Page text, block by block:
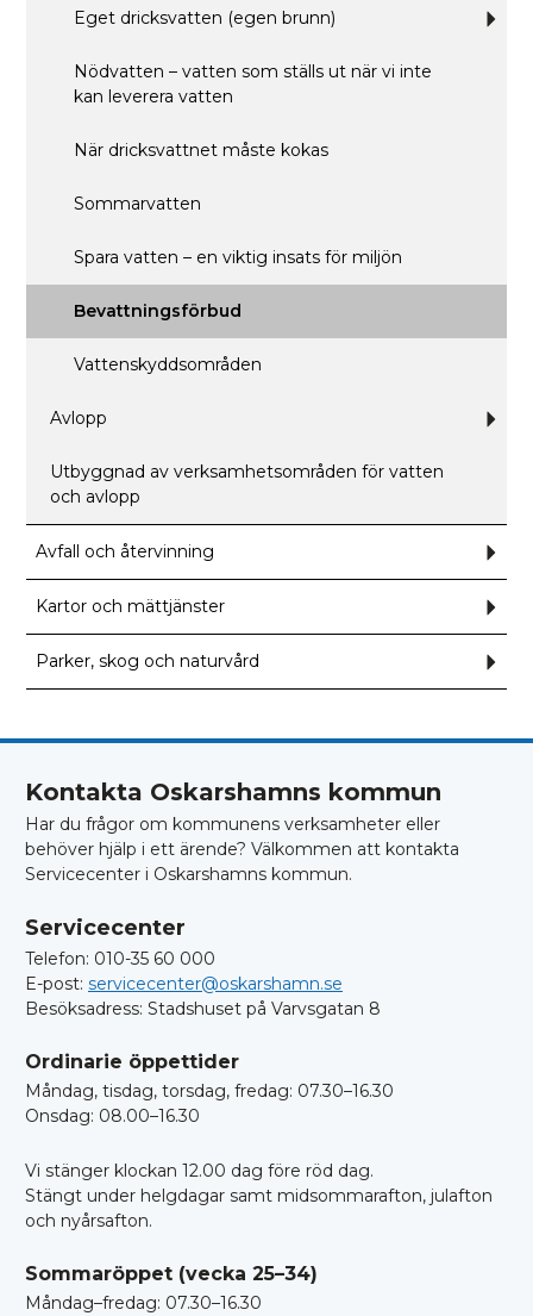
Eget dricksvatten (egen brunn)
Nödvatten – vatten som ställs ut när vi inte
kan leverera vatten
När dricksvattnet måste kokas
Sommarvatten
Spara vatten – en viktig insats för miljön
Bevattningsförbud
Vattenskyddsområden
Avlopp
Utbyggnad av verksamhetsområden för vatten
och avlopp
Avfall och återvinning
Kartor och mättjänster
Parker, skog och naturvård
Kontakta Oskarshamns kommun
Har du frågor om kommunens verksamheter eller
behöver hjälp i ett ärende? Välkommen att kontakta
Servicecenter i Oskarshamns kommun.
Servicecenter
Telefon: 010-35 60 000
E-post: servicecenter@oskarshamn.se
Besöksadress: Stadshuset på Varvsgatan 8
Ordinarie öppettider
Måndag, tisdag, torsdag, fredag: 07.30–16.30
Onsdag: 08.00–16.30
Vi stänger klockan 12.00 dag före röd dag.
Stängt under helgdagar samt midsommarafton, julafton
och nyårsafton.
Sommaröppet (vecka 25–34)
Måndag–fredag: 07.30–16.30